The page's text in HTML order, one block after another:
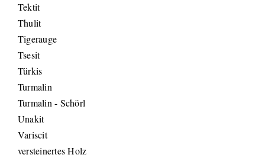
Tektit
Thulit
Tigerauge
Tsesit
Türkis
Turmalin
Turmalin - Schörl
Unakit
Variscit
versteinertes Holz